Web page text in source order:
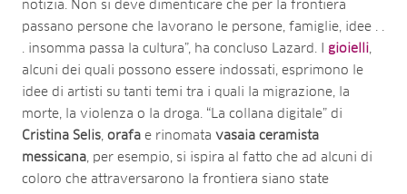
notizia. Non si deve dimenticare che per la frontiera
passano persone che lavorano le persone, famiglie, idee . .
. insomma passa la cultura”, ha concluso Lazard. I gioielli,
alcuni dei quali possono essere indossati, esprimono le
idee di artisti su tanti temi tra i quali la migrazione, la
morte, la violenza o la droga. “La collana digitale” di
Cristina Selis, orafa e rinomata vasaia ceramista
messicana, per esempio, si ispira al fatto che ad alcuni di
coloro che attraversarono la frontiera siano state